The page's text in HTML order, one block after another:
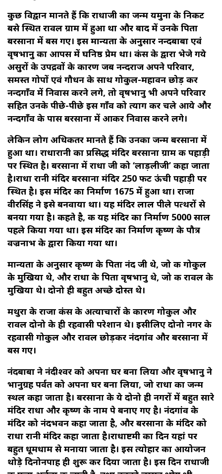
कुछ विद्वान मानते हैं कि राधाजी का जन्म यमुना के निकट
बसे स्थित रावल ग्राम में हुआ था और बाद में उनके पिता
बरसाना में बस गए। इस मान्यता के अनुसार नन्दबाबा एवं
वृषभानु का आपस में घनिष्ठ प्रेम था। कंस के द्वारा भेजे गये
असुरों के उपद्रवों के कारण जब नन्दराज अपने परिवार,
समस्त गोपों एवं गौधन के साथ गोकुल-महावन छोड़ कर
नन्दगाँव में निवास करने लगे, तो वृषभानु भी अपने परिवार
सहित उनके पीछे-पीछे इस गाँव को त्याग कर चले आये और
नन्दगाँव के पास बरसाना में आकर निवास करने लगे।
लेकिन लोग अधिकतर मानते हैं कि उनका जन्म बरसाना में
हुआ था। राधारानी का प्रसिद्ध मंदिर बरसाना ग्राम की पहाड़ी
पर स्थित है। बरसाना में राधा जी को ‘लाड़लीजी’ कहा जाता
है।राधा रानी मंदिर बरसाना मंदिर 250 फीट ऊंची पहाड़ी पर
स्थित है। इस मंदिर का निर्माण 1675 में हुआ था। राजा
वीरसिंह ने इसे बनवाया था। यह मंदिर लाल पीले पत्थरों से
बनया गया है। कहते है, की यह मंदिर का निर्माण 5000 साल
पहले किया गया था। इस मंदिर का निर्माण कृष्ण के पौत्र
वज्रनाभ के द्वारा किया गया था।
मान्यता के अनुसार कृष्ण के पिता नंद जी थे, जो की गोकुल
के मुखिया थे, और राधा के पिता वृषभानु थे, जो की रावल के
मुखिया थे। दोनो ही बहुत अच्छे दोस्त थे।
मथुरा के राजा कंस के अत्याचारों के कारण गोकुल और
रावल दोनो के ही रहवासी परेशान थे। इसीलिए दोनो नगर के
रहवासी गोकुल और रावल छोड़कर नंदगांव और बरसाना में
बस गए।
नंदबाबा ने नंदीश्वर को अपना घर बना लिया और वृषभानु ने
भानुग्रह पर्वत को अपना घर बना लिया, जो राधा का जन्म
स्थल कहा जाता है। बरसाना के ये दोनो ही नगरों में बहुत सारे
मंदिर राधा और कृष्ण के नाम पे बनाए गए है। नंदगांव के
मंदिर को नंदभवन कहा जाता है, और बरसाना के मंदिर को
राधा रानी मंदिर कहा जाता है।राधाष्टमी का दिन यहां पर
बहुत धूमधाम से मनाया जाता है। इस त्योहार का आयोजन
थोड़े दिनोनपाह ही शुरू कर दिया जाता है। इस दिन राधाजी